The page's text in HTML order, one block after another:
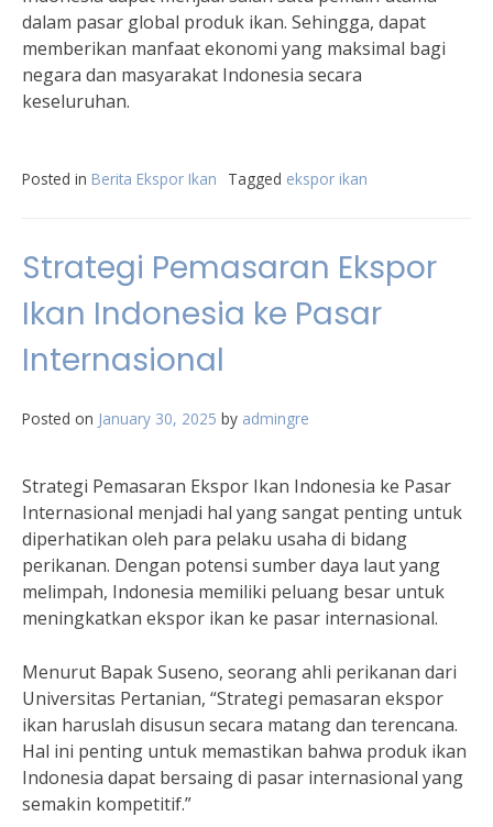
dalam pasar global produk ikan. Sehingga, dapat
memberikan manfaat ekonomi yang maksimal bagi
negara dan masyarakat Indonesia secara
keseluruhan.
Posted in Berita Ekspor Ikan Tagged ekspor ikan
Strategi Pemasaran Ekspor
Ikan Indonesia ke Pasar
Internasional
Posted on January 30, 2025 by admingre
Strategi Pemasaran Ekspor Ikan Indonesia ke Pasar
Internasional menjadi hal yang sangat penting untuk
diperhatikan oleh para pelaku usaha di bidang
perikanan. Dengan potensi sumber daya laut yang
melimpah, Indonesia memiliki peluang besar untuk
meningkatkan ekspor ikan ke pasar internasional.
Menurut Bapak Suseno, seorang ahli perikanan dari
Universitas Pertanian, “Strategi pemasaran ekspor
ikan haruslah disusun secara matang dan terencana.
Hal ini penting untuk memastikan bahwa produk ikan
Indonesia dapat bersaing di pasar internasional yang
semakin kompetitif.”